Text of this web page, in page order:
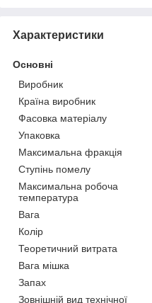
Характеристики
Основні
Виробник
Країна виробник
Фасовка матеріалу
Упаковка
Максимальна фракція
Ступінь помелу
Максимальна робоча
температура
Вага
Колір
Теоретичний витрата
Вага мішка
Запах
Зовнішній вид технічної